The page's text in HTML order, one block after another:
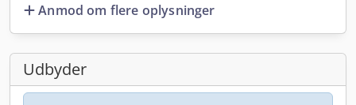
Anmod om flere oplysninger
Udbyder